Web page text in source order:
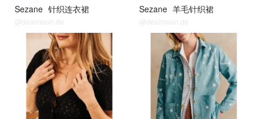
Sezane 针织连衣裙
@dealmoon.de
Sezane 羊毛针织裙
@dealmoon.de